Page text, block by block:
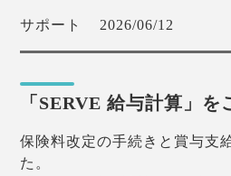
サポート 2026/06/12
「SERVE 給与計算」
保険料改定の手続きと賞与支
た。